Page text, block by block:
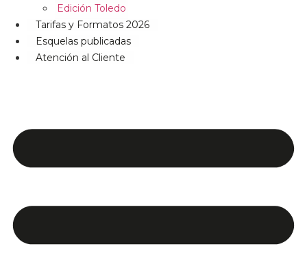
Edición Toledo
Tarifas y Formatos 2026
Esquelas publicadas
Atención al Cliente